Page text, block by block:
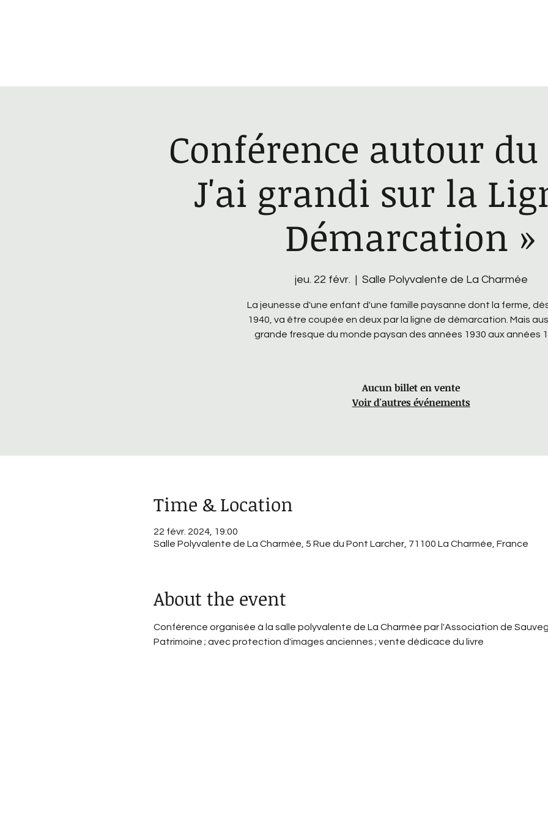
Conférence autour
J'ai grandi sur la
Démarcation »
jeu. 22 févr.
  |
Salle Polyvalente de La Charmée
La jeunesse d'une enfant d'une famille paysanne dont la ferme,
1940, va être coupée en deux par la ligne de démarcation. Mais
grande fresque du monde paysan des années 1930 aux années
Aucun billet en vente
Voir d'autres événements
Time & Location
22 févr. 2024, 19:00
Salle Polyvalente de La Charmée, 5 Rue du Pont Larcher, 71100 La Charmée, France
About the event
Conférence organisée à la salle polyvalente de La Charmée par l'Association de
Patrimoine ; avec protection d'images anciennes ; vente dédicace du livre